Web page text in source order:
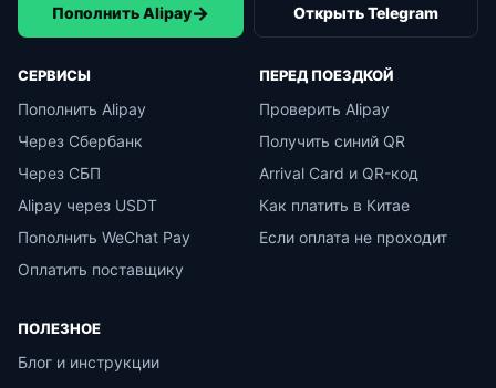
Пополнить Alipay→ Открыть Telegram
СЕРВИСЫ
Пополнить Alipay
Через Сбербанк
Через СБП
Alipay через USDT
Пополнить WeChat Pay
Оплатить поставщику
ПЕРЕД ПОЕЗДКОЙ
Проверить Alipay
Получить синий QR
Arrival Card и QR-код
Как платить в Китае
Если оплата не проходит
ПОЛЕЗНОЕ
Блог и инструкции